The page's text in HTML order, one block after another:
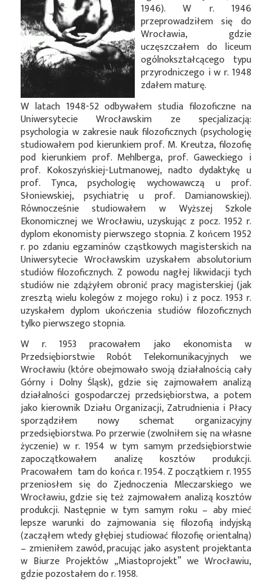
1946). W r. 1946
przeprowadziłem się do
Wrocławia, gdzie
uczęszczałem do liceum
ogólnokształcącego typu
przyrodniczego i w r. 1948
zdałem maturę.
W latach 1948-52 odbywałem studia filozoficzne na
Uniwersytecie Wrocławskim ze specjalizacją:
psychologia w zakresie nauk filozoficznych (psychologię
studiowałem pod kierunkiem prof. M. Kreutza, filozofię
pod kierunkiem prof. Mehlberga, prof. Gaweckiego i
prof. Kokoszyńskiej-Lutmanowej, nadto dydaktykę u
prof. Tynca, psychologię wychowawczą u prof.
Słoniewskiej, psychiatrię u prof. Damianowskiej).
Równocześnie studiowałem w Wyższej Szkole
Ekonomicznej we Wrocławiu, uzyskując z pocz. 1952 r.
dyplom ekonomisty pierwszego stopnia. Z końcem 1952
r. po zdaniu egzaminów cząstkowych magisterskich na
Uniwersytecie Wrocławskim uzyskałem absolutorium
studiów filozoficznych. Z powodu nagłej likwidacji tych
studiów nie zdążyłem obronić pracy magisterskiej (jak
zresztą wielu kolegów z mojego roku) i z pocz. 1953 r.
uzyskałem dyplom ukończenia studiów filozoficznych
tylko pierwszego stopnia.
W r. 1953 pracowałem jako ekonomista w
Przedsiębiorstwie Robót Telekomunikacyjnych we
Wrocławiu (które obejmowało swoją działalnością cały
Górny i Dolny Śląsk), gdzie się zajmowałem analizą
działalności gospodarczej przedsiębiorstwa, a potem
jako kierownik Działu Organizacji, Zatrudnienia i Płacy
sporządziłem nowy schemat organizacyjny
przedsiębiorstwa. Po przerwie (zwolniłem się na własne
życzenie) w r. 1954 w tym samym przedsiębiorstwie
zapoczątkowałem analizę kosztów produkcji.
Pracowałem tam do końca r. 1954. Z początkiem r. 1955
przeniosłem się do Zjednoczenia Mleczarskiego we
Wrocławiu, gdzie się też zajmowałem analizą kosztów
produkcji. Następnie w tym samym roku – aby mieć
lepsze warunki do zajmowania się filozofią indyjską
(zacząłem wtedy głębiej studiować filozofię orientalną)
– zmieniłem zawód, pracując jako asystent projektanta
w Biurze Projektów „Miastoprojekt” we Wrocławiu,
gdzie pozostałem do r. 1958.